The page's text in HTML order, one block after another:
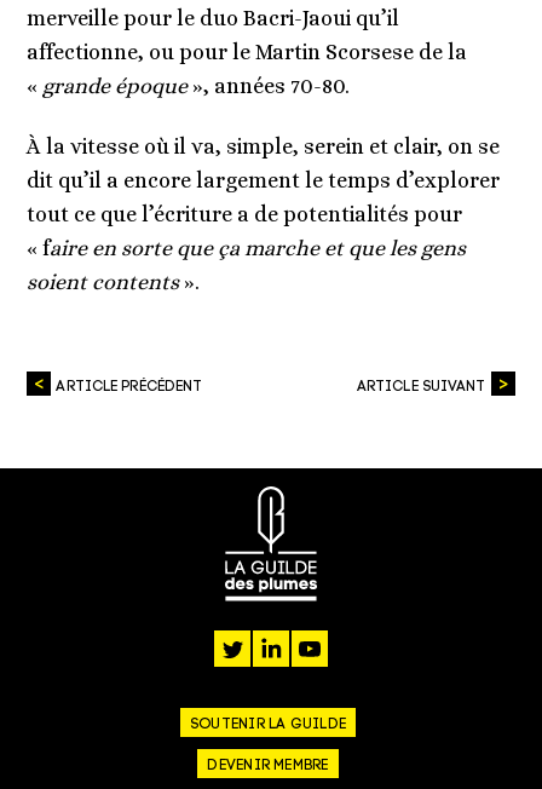
merveille pour le duo Bacri-Jaoui qu’il
affectionne, ou pour le Martin Scorsese de la
« grande époque », années 70-80.
À la vitesse où il va, simple, serein et clair, on se
dit qu’il a encore largement le temps d’explorer
tout ce que l’écriture a de potentialités pour
« faire en sorte que ça marche et que les gens
soient contents ».
ARTICLE PRÉCÉDENT ARTICLE SUIVANT
twitterlinkedin
SOUTENIR LA GUILDE
DEVENIR MEMBRE